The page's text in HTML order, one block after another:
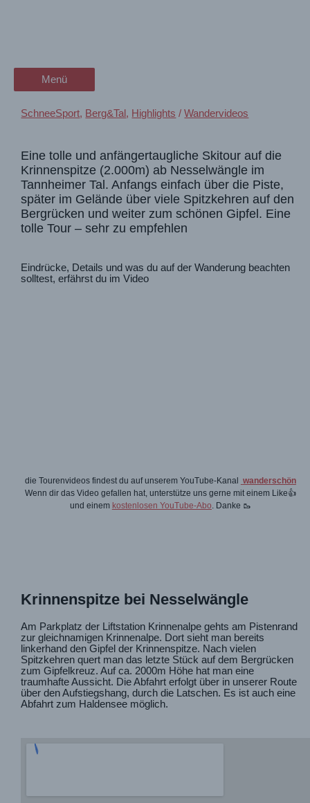
Menü
Menü
auf die Krinnenspitze 2000m
SchneeSport, Berg&Tal , Highlights /Wandervideos
Eine tolle und anfängertaugliche Skitour auf die
Krinnenspitze (2.000m) ab Nesselwängle im
Tannheimer Tal. Anfangs einfach über die Piste,
später im Gelände über viele Spitzkehren auf den
Bergrücken und weiter zum schönen Gipfel. Eine
tolle Tour – sehr zu empfehlen
Eindrücke, Details und was du auf der Wanderung beachten
solltest, erfährst du im Video
die Tourenvideos findest du auf unserem YouTube-Kanal wanderschön
Wenn dir das Video gefallen hat, unterstütze uns gerne mit einem Like👍
und einem kostenlosen YouTube-Abo . Danke 🥾
Krinnenspitze bei Nesselwängle
Am Parkplatz der Liftstation Krinnenalpe gehts am Pistenrand
zur gleichnamigen Krinnenalpe. Dort sieht man bereits
linkerhand den Gipfel der Krinnenspitze. Nach vielen
Spitzkehren quert man das letzte Stück auf dem Bergrücken
zum Gipfelkreuz. Auf ca. 2000m Höhe hat man eine
traumhafte Aussicht. Die Abfahrt erfolgt über in unserer Route
über den Aufstiegshang, durch die Latschen. Es ist auch eine
Abfahrt zum Haldensee möglich.